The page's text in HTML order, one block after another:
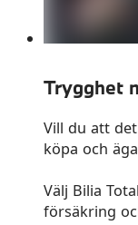
Trygghet
Vill du att
köpa och
Välj Bilia
försäkring